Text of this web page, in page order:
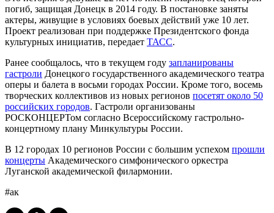
погиб, защищая Донецк в 2014 году. В постановке заняты
актеры, живущие в условиях боевых действий уже 10 лет.
Проект реализован при поддержке Президентского фонда
культурных инициатив, передает ТАСС.
Ранее сообщалось, что в текущем году запланированы
гастроли Донецкого государственного академического театра
оперы и балета в восьми городах России. Кроме того, восемь
творческих коллективов из новых регионов посетят около 50
российских городов. Гастроли организованы
РОСКОНЦЕРТом согласно Всероссийскому гастрольно-
концертному плану Минкультуры России.
В 12 городах 10 регионов России с большим успехом прошли
концерты Академического симфонического оркестра
Луганской академической филармонии.
#ак